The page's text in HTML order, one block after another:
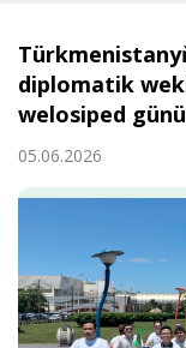
diplomatik
welosiped
05.06.2026